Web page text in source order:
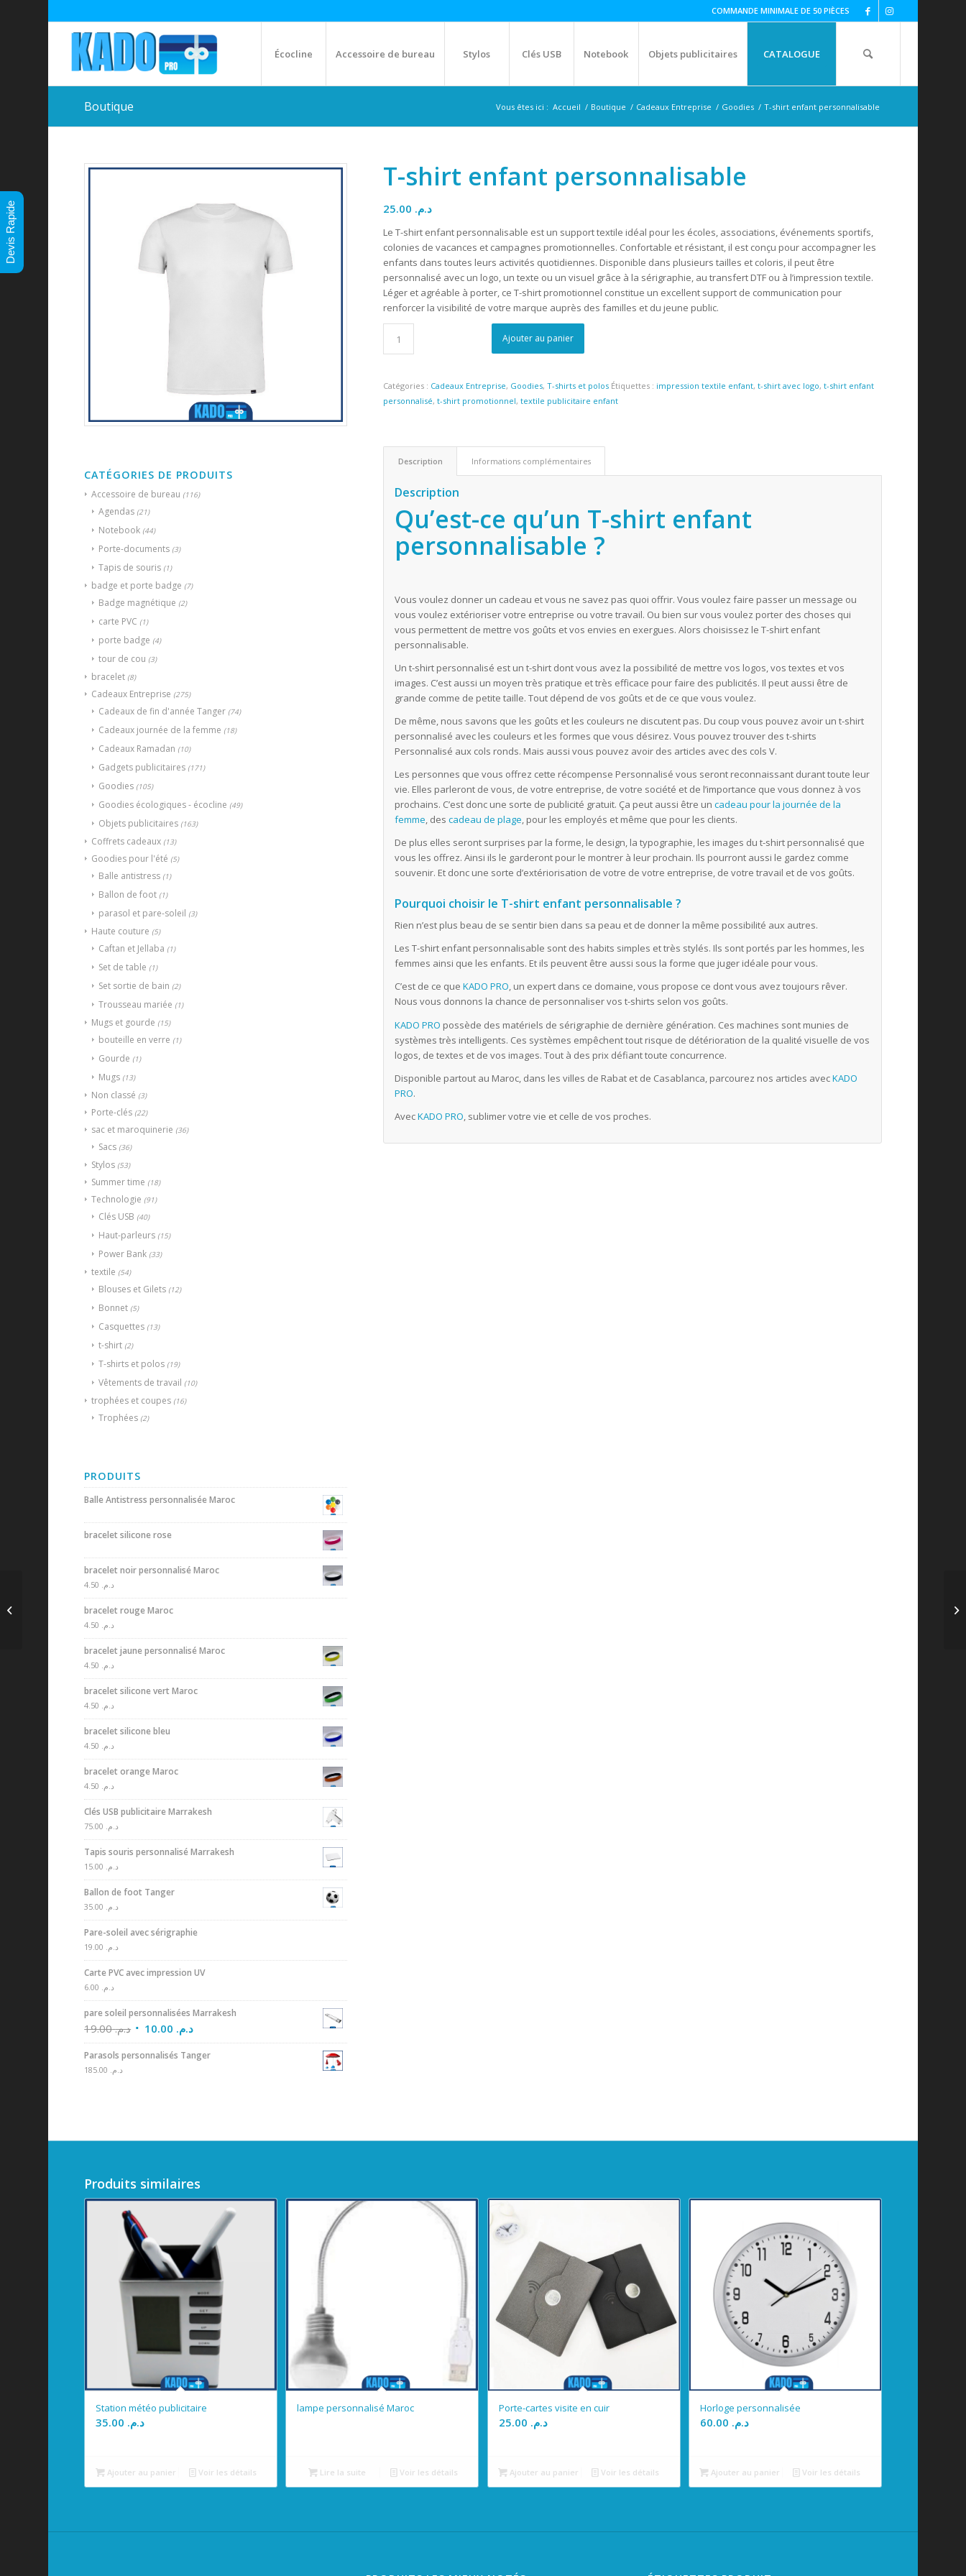
COMMANDE MINIMALE DE 50 PIÈCES
Écocline Accessoire de bureau Stylos Clés USB Notebook Objets publicitaires CATALOGUE
Boutique Vous êtes ici : Accueil / Boutique / Cadeaux Entreprise / Goodies / T-shirt enfant personnalisable
CATÉGORIES DE PRODUITS
Accessoire de bureau (116)
Agendas (21)
Notebook (44)
Porte-documents (3)
Tapis de souris (1)
badge et porte badge (7)
Badge magnétique (2)
carte PVC (1)
porte badge (4)
tour de cou (3)
bracelet (8)
Cadeaux Entreprise (275)
Cadeaux de fin d'année Tanger (74)
Cadeaux journée de la femme (18)
Cadeaux Ramadan (10)
Gadgets publicitaires (171)
Goodies (105)
Goodies écologiques - écocline (49)
Objets publicitaires (163)
Coffrets cadeaux (13)
Goodies pour l'été (5)
Balle antistress (1)
Ballon de foot (1)
parasol et pare-soleil (3)
Haute couture (5)
Caftan et Jellaba (1)
Set de table (1)
Set sortie de bain (2)
Trousseau mariée (1)
Mugs et gourde (15)
bouteille en verre (1)
Gourde (1)
Mugs (13)
Non classé (3)
Porte-clés (22)
sac et maroquinerie (36)
Sacs (36)
Stylos (53)
Summer time (18)
Technologie (91)
Clés USB (40)
Haut-parleurs (15)
Power Bank (33)
textile (54)
Blouses et Gilets (12)
Bonnet (5)
Casquettes (13)
t-shirt (2)
T-shirts et polos (19)
Vêtements de travail (10)
trophées et coupes (16)
Trophées (2)
PRODUITS
Balle Antistress personnalisée Maroc
bracelet silicone rose
bracelet noir personnalisé Maroc
د.م.
bracelet rouge Maroc
د.م.
bracelet jaune personnalisé Maroc
د.م.
bracelet silicone vert Maroc
د.م.
bracelet silicone bleu
د.م.
bracelet orange Maroc
د.م.
Clés USB publicitaire Marrakesh
د.م.
Tapis souris personnalisé Marrakesh
د.م.
Ballon de foot Tanger
د.م.
Pare-soleil avec sérigraphie
د.م.
Carte PVC avec impression UV
د.م.
pare soleil personnalisées Marrakesh
د.م.19.00 د.م.
Parasols personnalisés Tanger
د.م.
T-shirt enfant personnalisable
د.م.
Le T-shirt enfant personnalisable est un support textile idéal pour les écoles, associations, événements sportifs,
colonies de vacances et campagnes promotionnelles. Confortable et résistant, il est conçu pour accompagner les
enfants dans toutes leurs activités quotidiennes. Disponible dans plusieurs tailles et coloris, il peut être
personnalisé avec un logo, un texte ou un visuel grâce à la sérigraphie, au transfert DTF ou à l’impression textile.
Léger et agréable à porter, ce T-shirt promotionnel constitue un excellent support de communication pour
renforcer la visibilité de votre marque auprès des familles et du jeune public.
Ajouter au panier
Catégories : Cadeaux Entreprise, Goodies,T-shirts et polos Étiquettes : impression textile enfant,t-shirt avec logo,t-shirt enfant
personnalisé,t-shirt promotionnel,textile publicitaire enfant
Description Informations complémentaires
Description
Qu’est-ce qu’un T-shirt enfant
personnalisable ?
Vous voulez donner un cadeau et vous ne savez pas quoi offrir. Vous voulez faire passer un message ou
vous voulez extérioriser votre entreprise ou votre travail. Ou bien sur vous voulez porter des choses qui
vous permettent de mettre vos goûts et vos envies en exergues. Alors choisissez le T-shirt enfant
personnalisable.
Un t-shirt personnalisé est un t-shirt dont vous avez la possibilité de mettre vos logos, vos textes et vos
images. C’est aussi un moyen très pratique et très efficace pour faire des publicités. Il peut aussi être de
grande comme de petite taille. Tout dépend de vos goûts et de ce que vous voulez.
De même, nous savons que les goûts et les couleurs ne discutent pas. Du coup vous pouvez avoir un t-shirt
personnalisé avec les couleurs et les formes que vous désirez. Vous pouvez trouver des t-shirts
Personnalisé aux cols ronds. Mais aussi vous pouvez avoir des articles avec des cols V.
Les personnes que vous offrez cette récompense Personnalisé vous seront reconnaissant durant toute leur
vie. Elles parleront de vous, de votre entreprise, de votre société et de l’importance que vous donnez à vos
prochains. C’est donc une sorte de publicité gratuit. Ça peut aussi être uncadeau pour la journée de la
femme, descadeau de plage, pour les employés et même que pour les clients.
De plus elles seront surprises par la forme, le design, la typographie, les images du t-shirt personnalisé que
vous les offrez. Ainsi ils le garderont pour le montrer à leur prochain. Ils pourront aussi le gardez comme
souvenir. Et donc une sorte d’extériorisation de votre de votre entreprise, de votre travail et de vos goûts.
Pourquoi choisir le T-shirt enfant personnalisable ?
Rien n’est plus beau de se sentir bien dans sa peau et de donner la même possibilité aux autres.
Les T-shirt enfant personnalisable sont des habits simples et très stylés. Ils sont portés par les hommes, les
femmes ainsi que les enfants. Et ils peuvent être aussi sous la forme que juger idéale pour vous.
C’est de ce queKADO PRO, un expert dans ce domaine, vous propose ce dont vous avez toujours rêver.
Nous vous donnons la chance de personnaliser vos t-shirts selon vos goûts.
KADO PRO possède des matériels de sérigraphie de dernière génération. Ces machines sont munies de
systèmes très intelligents. Ces systèmes empêchent tout risque de détérioration de la qualité visuelle de vos
logos, de textes et de vos images. Tout à des prix défiant toute concurrence.
Disponible partout au Maroc, dans les villes de Rabat et de Casablanca, parcourez nos articles avecKADO
PRO.
AvecKADO PRO, sublimer votre vie et celle de vos proches.
Produits similaires
Station météo publicitaire
د.م.
Ajouter au panier Voir les détails
lampe personnalisé Maroc
Lire la suite Voir les détails
Porte-cartes visite en cuir
د.م.
Ajouter au panier Voir les détails
Horloge personnalisée
د.م.
Ajouter au panier Voir les détails
Gilets publicitaires en
Devis Rapide